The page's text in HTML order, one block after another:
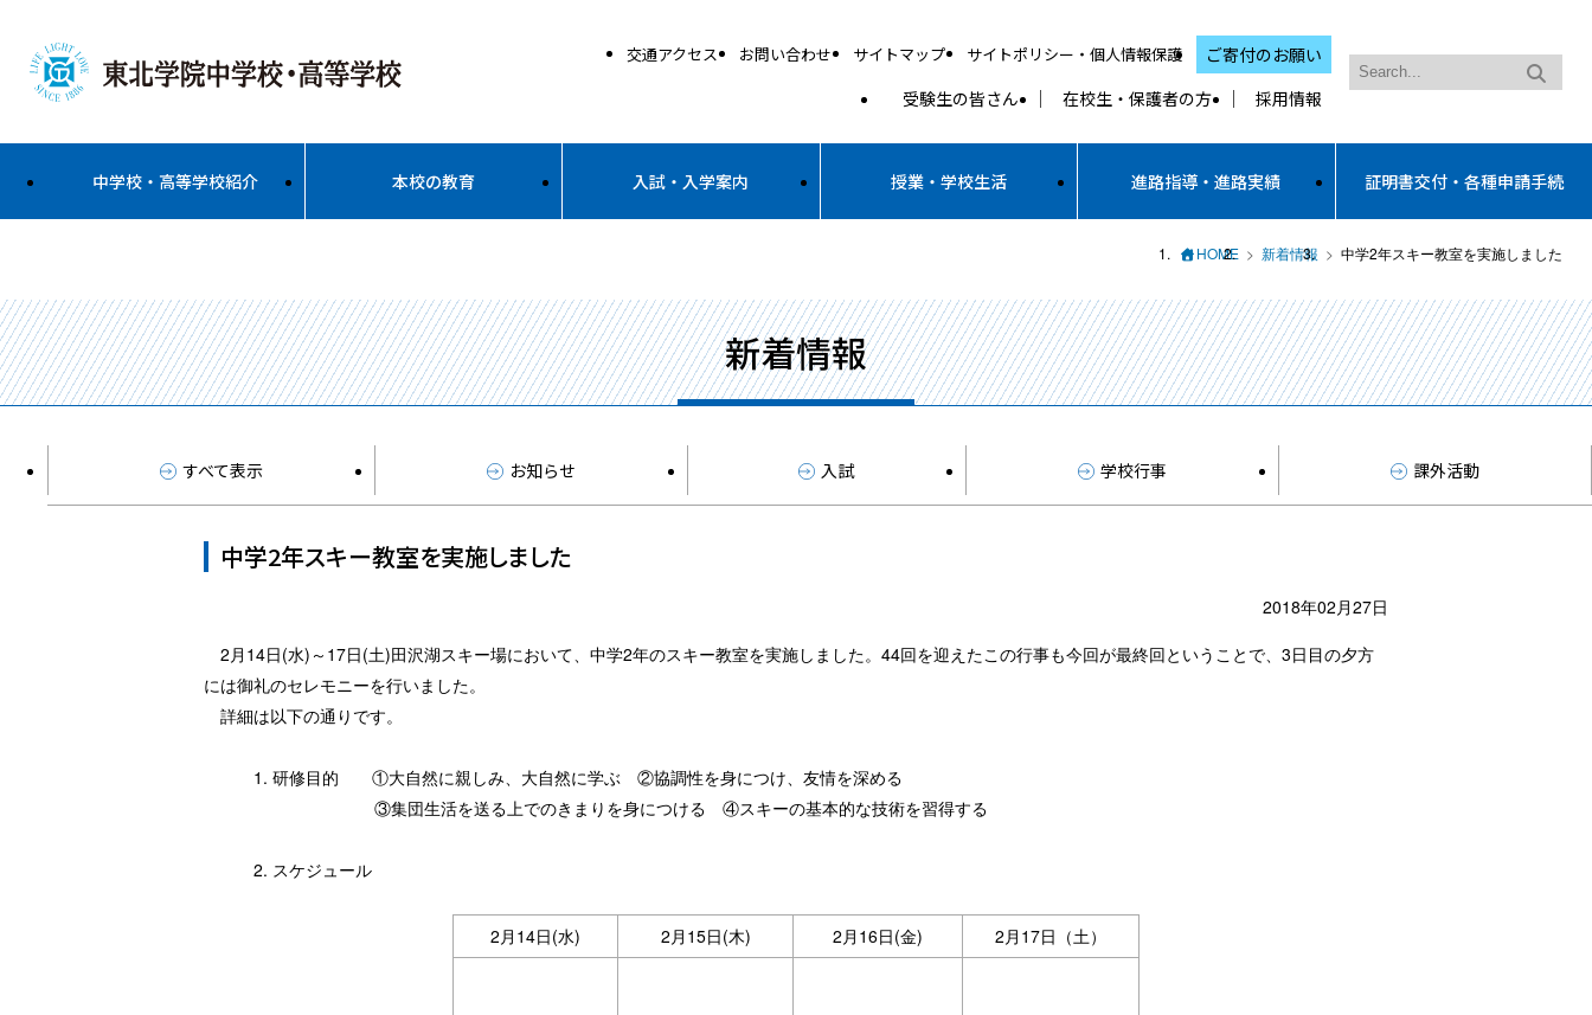
交通アクセス お問い合わせ サイトマップ サイトポリシー・個人情報保護
ご寄付のお願い
受験生の皆さん
在校生・保護者の方 採用情報
中学校・高等学校紹介 本校の教育 入試・入学案内 授業・学校生活 進路指導・進路実績 証明書交付・各種申請手続
HOME 新着情報 中学2年スキー教室を実施しました
新着情報
すべて表示 お知らせ 入試 学校行事 課外活動
中学2年スキー教室を実施しました
2018年02月27日
2月14日(水)～17日(土)田沢湖スキー場において、中学2年のスキー教室を実施しました。44回を迎えたこの行事も今回が最終回ということで、3日目の夕方
には御礼のセレモニーを行いました。
詳細は以下の通りです。
1. 研修目的 ①大自然に親しみ、大自然に学ぶ ②協調性を身につけ、友情を深める
③集団生活を送る上でのきまりを身につける ④スキーの基本的な技術を習得する
2. スケジュール
2月14日(水) 2月15日(木) 2月16日(金) 2月17日（土）